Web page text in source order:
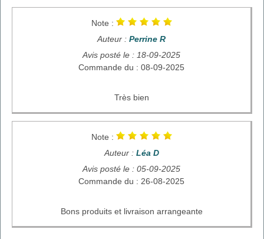
Note :
Auteur : Perrine R
Avis posté le : 18-09-2025
Commande du : 08-09-2025
Très bien
Note :
Auteur : Léa D
Avis posté le : 05-09-2025
Commande du : 26-08-2025
Bons produits et livraison arrangeante